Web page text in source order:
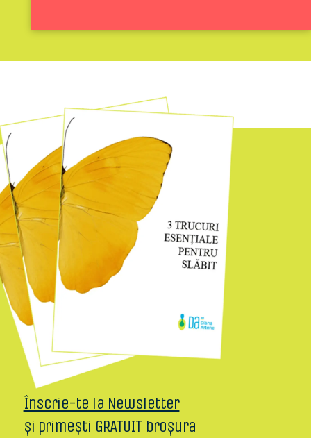
Înscrie-te la Newsletter
și primești GRATUIT broșura